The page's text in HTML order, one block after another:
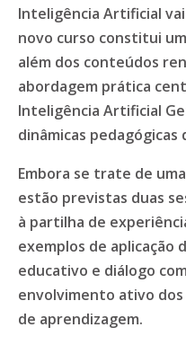
Inteligência Artificial
novo curso constitui
além dos conteúdos
abordagem prática
Inteligência Artificial
dinâmicas
Embora se trate de
estão previstas duas
à partilha de
exemplos de aplicação
educativo e diálogo
envolvimento ativo
de aprendizagem.